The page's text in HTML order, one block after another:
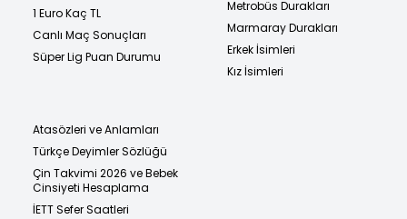
1 Euro Kaç TL
Canlı Maç Sonuçları
Süper Lig Puan Durumu
Metrobüs Durakları
Marmaray Durakları
Erkek İsimleri
Kız İsimleri
Atasözleri ve Anlamları
Türkçe Deyimler Sözlüğü
Çin Takvimi 2026 ve Bebek
Cinsiyeti Hesaplama
İETT Sefer Saatleri